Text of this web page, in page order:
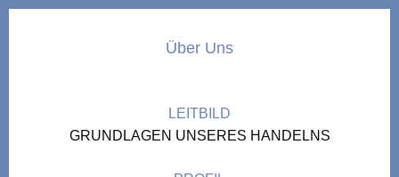
Über Uns
LEITBILD
GRUNDLAGEN UNSERES HANDELNS